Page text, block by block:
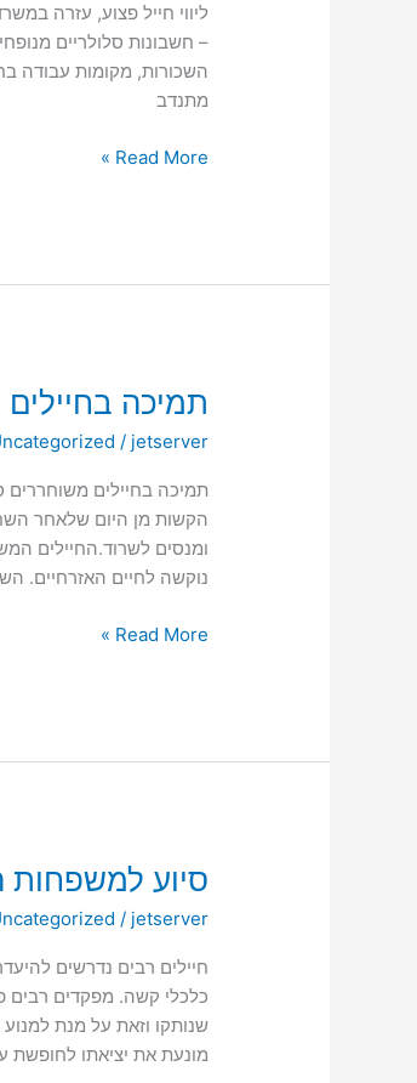
ליווי חייל פצוע, עזרה
– חשבונות סלולריים
השכורות, מקומות עבודה
מתנדב
Read More »
תמיכה
/ jetserver
תמיכה בחיילים
הקשות מן היום שלאחר
ומנסים לשרוד.החיילים
נוקשה לחיים האזרחיים.
תמיכה
משוחררים
Read More »
סיוע למשפחות
/ jetserver
חיילים רבים נדרשים
כלכלי קשה. מפקדים רבים
שנותקו וזאת על מנת
מונעת את יציאתו לחופשת
סיוע
הלוחמים